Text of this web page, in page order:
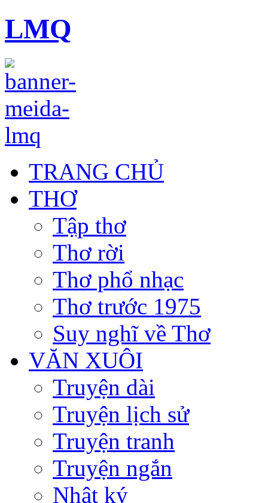
LMQ
TRANG CHỦ
THƠ
Tập thơ
Thơ rời
Thơ phổ nhạc
Thơ trước 1975
Suy nghĩ về Thơ
VĂN XUÔI
Truyện dài
Truyện lịch sử
Truyện tranh
Truyện ngắn
Nhật ký